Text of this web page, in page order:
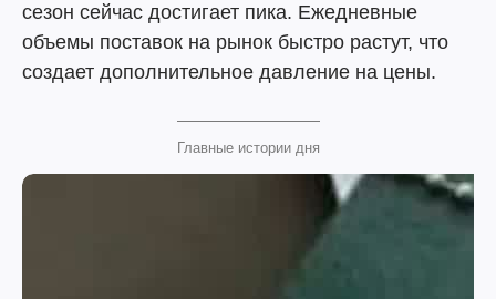
сезон сейчас достигает пика. Ежедневные
объемы поставок на рынок быстро растут, что
создает дополнительное давление на цены.
Главные истории дня